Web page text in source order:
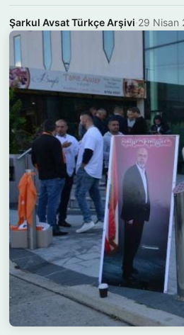
Şarkul Avsat Türkçe Arşivi·29 Nisan